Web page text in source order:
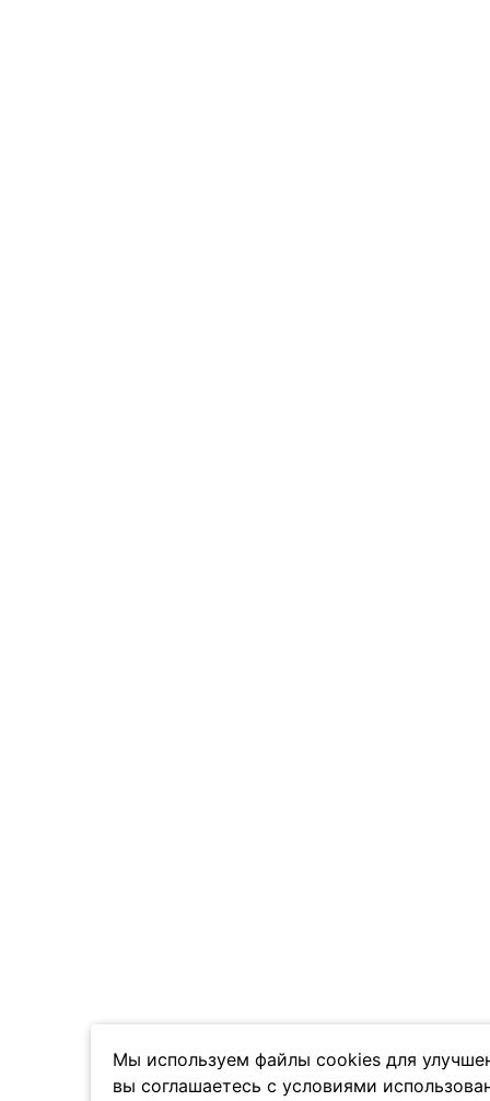
Мы используем файлы cookies для
вы соглашаетесь с условиями